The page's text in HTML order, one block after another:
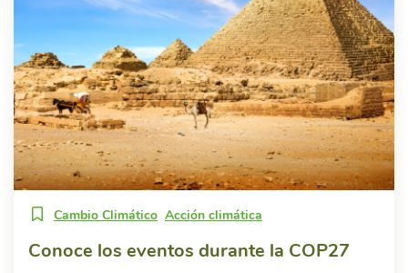
Cambio Climático Acción climática
Conoce los eventos durante la COP27